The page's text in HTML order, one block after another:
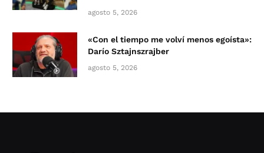
agosto 5, 2026
«Con el tiempo me volví menos egoísta»:
Darío Sztajnszrajber
agosto 5, 2026